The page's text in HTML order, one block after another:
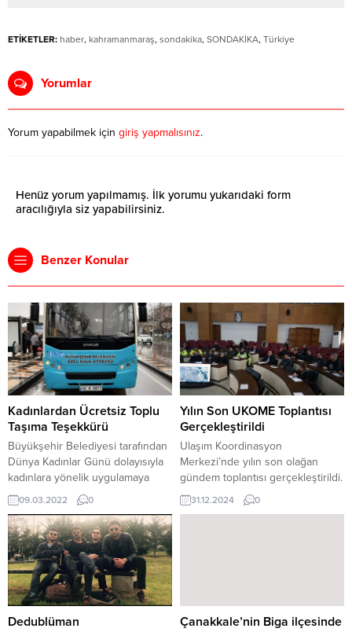
ETİKETLER: haber, kahramanmaraş, sondakika, SONDAKİKA, Türkiye
Yorumlar
Yorum yapabilmek için giriş yapmalısınız.
Henüz yorum yapılmamış. İlk yorumu yukarıdaki form
aracılığıyla siz yapabilirsiniz.
Benzer Konular
Kadınlardan Ücretsiz Toplu
Taşıma Teşekkürü
Büyükşehir Belediyesi tarafından
Dünya Kadınlar Günü dolayısıyla
kadınlara yönelik uygulamaya
konulan ücretsiz toplu taşıma
hizmeti beğeniyle karşılandı.
09.03.2022 0
Yılın Son UKOME Toplantısı
Gerçekleştirildi
Ulaşım Koordinasyon
Merkezi’nde yılın son olağan
gündem toplantısı gerçekleştirildi.
Toplantıda, Kahramanmaraş
genelinde ulaşım altyapısını
Koordinasyon Merkezi (UKOME)
Olağan Gündem Toplantısı
31.12.2024 0
Dedublüman
Çanakkale’nin Biga ilçesinde